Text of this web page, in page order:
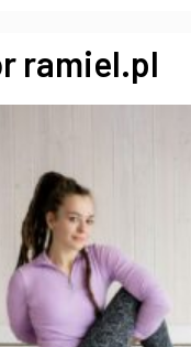
ramiel.pl